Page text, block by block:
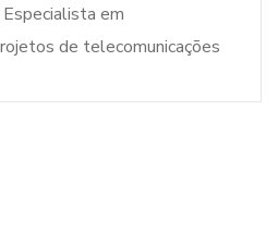
Especialista em
de telecomunicações